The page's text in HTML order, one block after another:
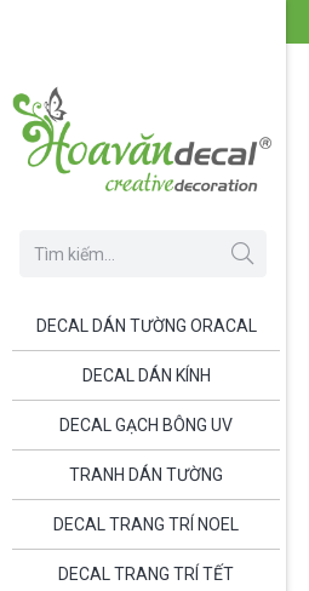
DECAL DÁN TƯỜNG ORACAL
DECAL DÁN KÍNH
DECAL GẠCH BÔNG UV
TRANH DÁN TƯỜNG
DECAL TRANG TRÍ NOEL
DECAL TRANG TRÍ TẾT